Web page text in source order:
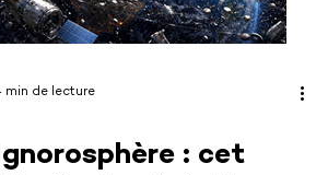
min de lecture
: cet